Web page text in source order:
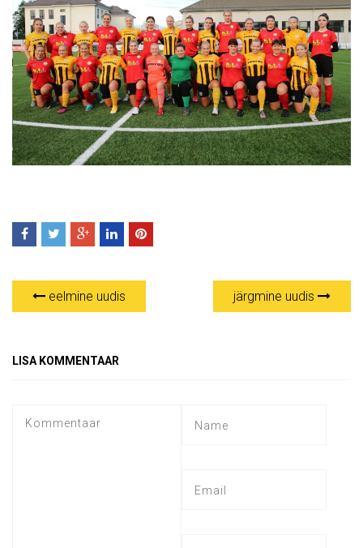
eelmine uudis järgmine uudis
LISA KOMMENTAAR